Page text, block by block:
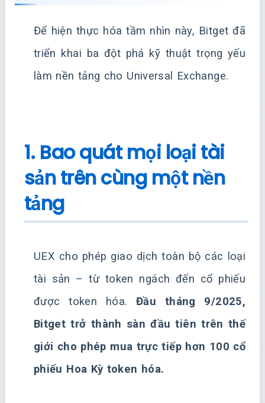
Để hiện thực hóa tầm nhìn này, Bitget đã
triển khai ba đột phá kỹ thuật trọng yếu
làm nền tảng cho Universal Exchange.
1. Bao quát mọi loại tài
sản trên cùng một nền
tảng
UEX cho phép giao dịch toàn bộ các loại
tài sản – từ token ngách đến cổ phiếu
được token hóa. Đầu tháng 9/2025,
Bitget trở thành sàn đầu tiên trên thế
giới cho phép mua trực tiếp hơn 100 cổ
phiếu Hoa Kỳ token hóa.